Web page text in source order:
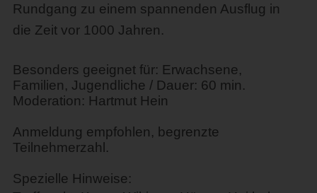
Rundgang zu einem spannenden Ausflug in
die Zeit vor 1000 Jahren.
Besonders geeignet für: Erwachsene,
Familien, Jugendliche / Dauer: 60 min.
Moderation: Hartmut Hein
Anmeldung empfohlen, begrenzte
Teilnehmerzahl.
Spezielle Hinweise: